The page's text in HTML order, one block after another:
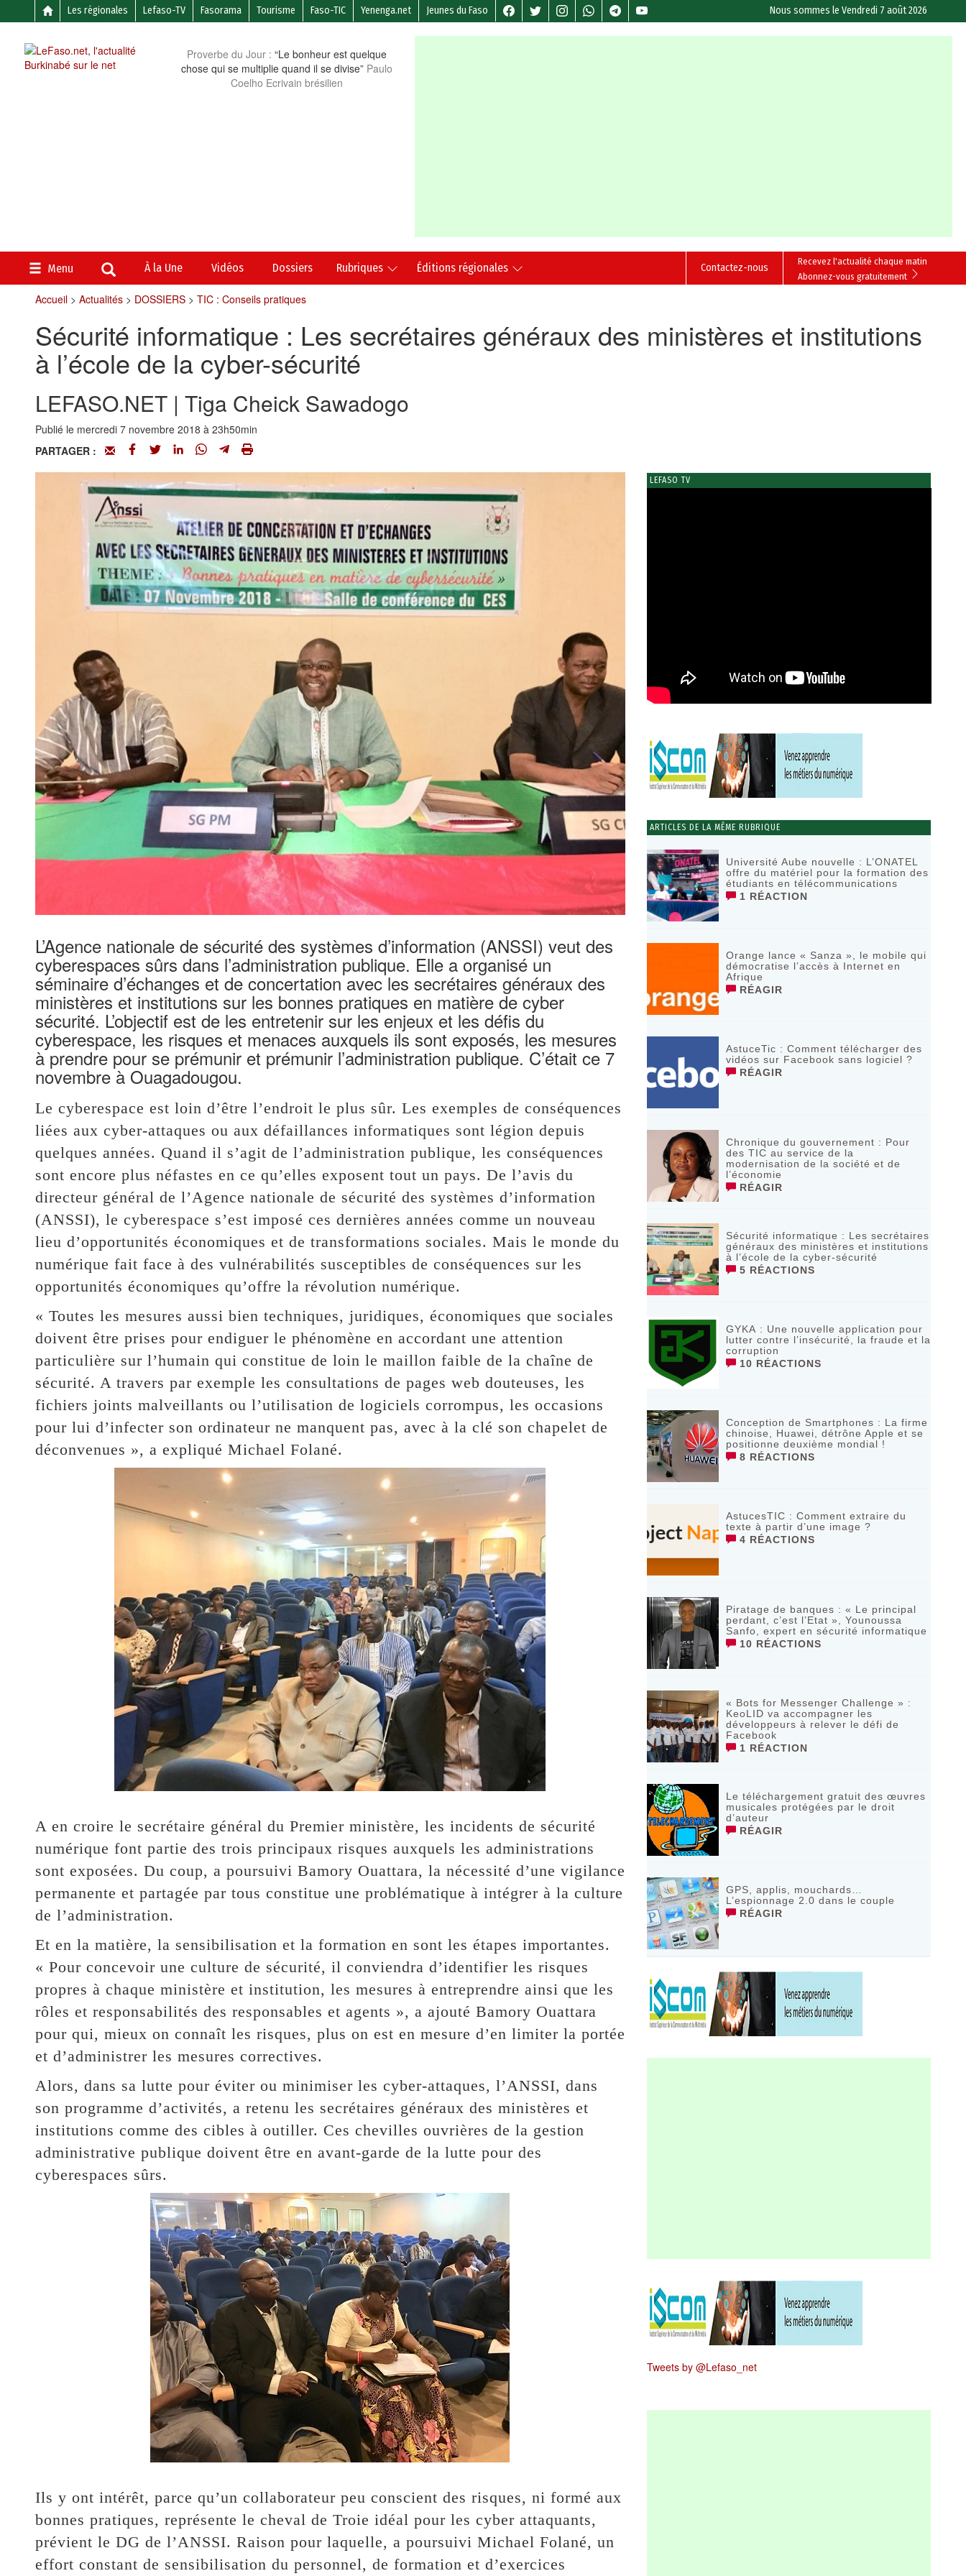
Les régionales Lefaso-TV Fasorama Tourisme Faso-TIC Yenenga.net Jeunes du Faso Nous sommes leVendredi 7 août 2026
Proverbe du Jour : “Le bonheur est quelque
chose qui se multiplie quand il se divise” Paulo
Coelho Ecrivain brésilien
Menu À la Une Vidéos Dossiers Rubriques Éditions régionales
Recevez l'actualité chaque matin
Abonnez-vous gratuitement
Contactez-nous
Accueil> Actualités> DOSSIERS> TIC : Conseils pratiques
Sécurité informatique : Les secrétaires généraux des ministères et institutions
à l’école de la cyber-sécurité
LEFASO.NET | Tiga Cheick Sawadogo
Publié le mercredi 7 novembre 2018 à 23h50min
PARTAGER :
L’Agence nationale de sécurité des systèmes d’information (ANSSI) veut des
cyberespaces sûrs dans l’administration publique. Elle a organisé un
séminaire d’échanges et de concertation avec les secrétaires généraux des
ministères et institutions sur les bonnes pratiques en matière de cyber
sécurité. L’objectif est de les entretenir sur les enjeux et les défis du
cyberespace, les risques et menaces auxquels ils sont exposés, les mesures
à prendre pour se prémunir et prémunir l’administration publique. C’était ce 7
novembre à Ouagadougou.
Le cyberespace est loin d’être l’endroit le plus sûr. Les exemples de conséquences
liées aux cyber-attaques ou aux défaillances informatiques sont légion depuis
quelques années. Quand il s’agit de l’administration publique, les conséquences
sont encore plus néfastes en ce qu’elles exposent tout un pays. De l’avis du
directeur général de l’Agence nationale de sécurité des systèmes d’information
(ANSSI), le cyberespace s’est imposé ces dernières années comme un nouveau
lieu d’opportunités économiques et de transformations sociales. Mais le monde du
numérique fait face à des vulnérabilités susceptibles de conséquences sur les
opportunités économiques qu’offre la révolution numérique.
« Toutes les mesures aussi bien techniques, juridiques, économiques que sociales
doivent être prises pour endiguer le phénomène en accordant une attention
particulière sur l’humain qui constitue de loin le maillon faible de la chaîne de
sécurité. A travers par exemple les consultations de pages web douteuses, les
fichiers joints malveillants ou l’utilisation de logiciels corrompus, les occasions
pour lui d’infecter son ordinateur ne manquent pas, avec à la clé son chapelet de
déconvenues », a expliqué Michael Folané.
A en croire le secrétaire général du Premier ministère, les incidents de sécurité
numérique font partie des trois principaux risques auxquels les administrations
sont exposées. Du coup, a poursuivi Bamory Ouattara, la nécessité d’une vigilance
permanente et partagée par tous constitue une problématique à intégrer à la culture
de l’administration.
Et en la matière, la sensibilisation et la formation en sont les étapes importantes.
« Pour concevoir une culture de sécurité, il conviendra d’identifier les risques
propres à chaque ministère et institution, les mesures à entreprendre ainsi que les
rôles et responsabilités des responsables et agents », a ajouté Bamory Ouattara
pour qui, mieux on connaît les risques, plus on est en mesure d’en limiter la portée
et d’administrer les mesures correctives.
Alors, dans sa lutte pour éviter ou minimiser les cyber-attaques, l’ANSSI, dans
son programme d’activités, a retenu les secrétaires généraux des ministères et
institutions comme des cibles à outiller. Ces chevilles ouvrières de la gestion
administrative publique doivent être en avant-garde de la lutte pour des
cyberespaces sûrs.
Ils y ont intérêt, parce qu’un collaborateur peu conscient des risques, ni formé aux
bonnes pratiques, représente le cheval de Troie idéal pour les cyber attaquants,
prévient le DG de l’ANSSI. Raison pour laquelle, a poursuivi Michael Folané, un
effort constant de sensibilisation du personnel, de formation et d’exercices
LEFASO TV
ARTICLES DE LA MÊME RUBRIQUE
Université Aube nouvelle : L’ONATEL
offre du matériel pour la formation des
étudiants en télécommunications
1 RÉACTION
Orange lance « Sanza », le mobile qui
démocratise l’accès à Internet en
Afrique
RÉAGIR
AstuceTic : Comment télécharger des
vidéos sur Facebook sans logiciel ?
RÉAGIR
Chronique du gouvernement : Pour
des TIC au service de la
modernisation de la société et de
l’économie
RÉAGIR
Sécurité informatique : Les secrétaires
généraux des ministères et institutions
à l’école de la cyber-sécurité
5 RÉACTIONS
GYKA : Une nouvelle application pour
lutter contre l’insécurité, la fraude et la
corruption
10 RÉACTIONS
Conception de Smartphones : La firme
chinoise, Huawei, détrône Apple et se
positionne deuxième mondial !
8 RÉACTIONS
AstucesTIC : Comment extraire du
texte à partir d’une image ?
4 RÉACTIONS
Piratage de banques : « Le principal
perdant, c’est l’Etat », Younoussa
Sanfo, expert en sécurité informatique
10 RÉACTIONS
« Bots for Messenger Challenge » :
KeoLID va accompagner les
développeurs à relever le défi de
Facebook
1 RÉACTION
Le téléchargement gratuit des œuvres
musicales protégées par le droit
d’auteur
RÉAGIR
GPS, applis, mouchards…
L’espionnage 2.0 dans le couple
RÉAGIR
Tweets by @Lefaso_net